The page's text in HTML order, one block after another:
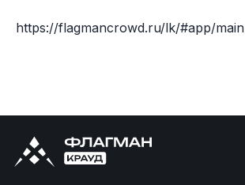
https://flagmancrowd.ru/lk/#app/main